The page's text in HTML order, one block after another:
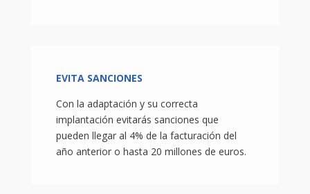
EVITA SANCIONES
Con la adaptación y su correcta
implantación evitarás sanciones que
pueden llegar al 4% de la facturación del
año anterior o hasta 20 millones de euros.